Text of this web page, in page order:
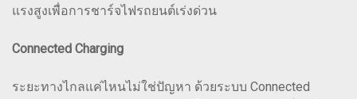
แรงสูงเพื่อการชาร์จไฟรถยนต์เร่งด่วน
Connected Charging
ระยะทางไกลแค่ไหนไม่ใช่ปัญหา ด้วยระบบ Connected